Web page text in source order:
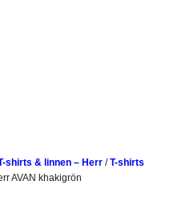
shirts & linnen – Herr /T-shirts
AVAN khakigrön